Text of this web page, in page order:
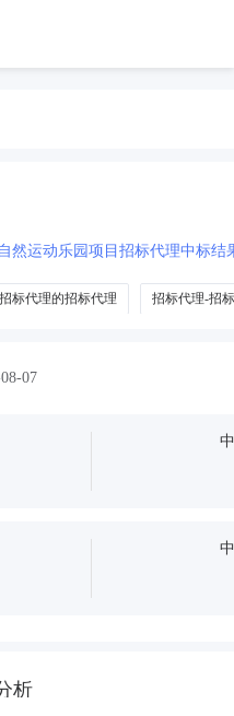
然运动乐园项目招标代理中标
招标代理的招标代理 招标代理-招
07
析